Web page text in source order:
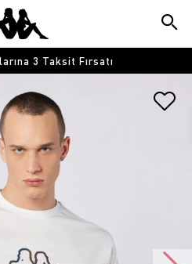
3 Taksit Fırsatı